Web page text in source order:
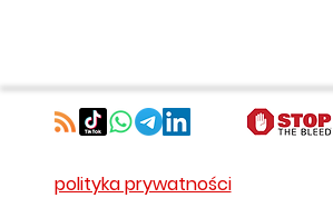
polityka prywatności